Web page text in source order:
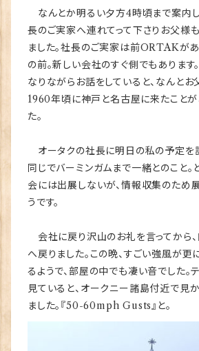
なんとか明るい夕方4時頃まで案内し
長のご実家へ連れてって下さりお父様
ました。社長のご実家は前ORTAKが
の前。新しい会社のすぐ側でもあります
なりながらお話をしていると、なんとお
1960年頃に神戸と名古屋に来たことが
た。
オータクの社長に明日の私の予定を
同じでバーミンガムまで一緒とのこと
会には出展しないが、情報収集のため
うです。
会社に戻り沢山のお礼を言ってから
へ戻りました。この晩、すごい強風が更
るようで、部屋の中でも凄い音でした。
見ていると、オークニー諸島付近で見
ました。『50-60mph Gusts』と。